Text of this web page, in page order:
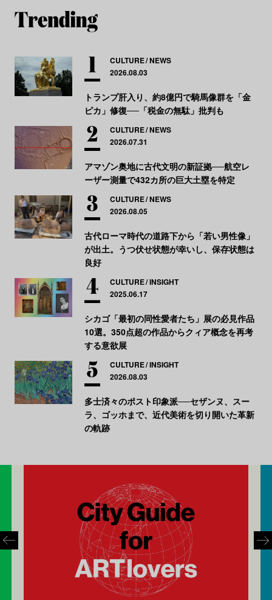
CULTURE NEWS
2026.08.03
トランプ肝入り、約8億円で騎馬像群を「金
ピカ」修復──「税金の無駄」批判も
CULTURE NEWS
2026.07.31
アマゾン奥地に古代文明の新証拠──航空レ
ーザー測量で432カ所の巨大土塁を特定
CULTURE NEWS
2026.08.05
古代ローマ時代の道路下から「若い男性像」
が出土。うつ伏せ状態が幸いし、保存状態は
良好
CULTURE INSIGHT
2025.06.17
シカゴ「最初の同性愛者たち」展の必見作品
10選。350点超の作品からクィア概念を再考
する意欲展
CULTURE INSIGHT
2026.08.03
多士済々のポスト印象派──セザンヌ、スー
ラ、ゴッホまで、近代美術を切り開いた革新
の軌跡